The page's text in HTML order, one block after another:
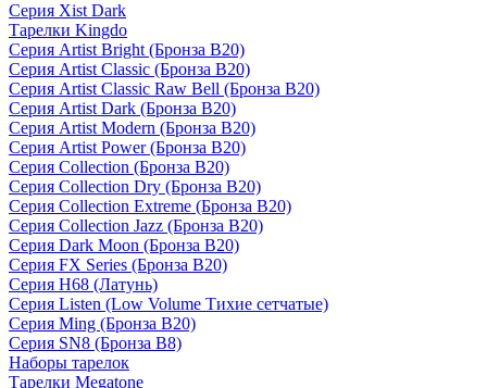
Серия Xist Dark
Тарелки Kingdo
Серия Artist Bright (Бронза B20)
Серия Artist Classic (Бронза B20)
Серия Artist Classic Raw Bell (Бронза B20)
Серия Artist Dark (Бронза B20)
Серия Artist Modern (Бронза B20)
Серия Artist Power (Бронза B20)
Серия Collection (Бронза B20)
Серия Collection Dry (Бронза B20)
Серия Collection Extreme (Бронза B20)
Серия Collection Jazz (Бронза B20)
Серия Dark Moon (Бронза B20)
Серия FX Series (Бронза B20)
Серия H68 (Латунь)
Серия Listen (Low Volume Тихие сетчатые)
Серия Ming (Бронза B20)
Серия SN8 (Бронза B8)
Наборы тарелок
Тарелки Megatone